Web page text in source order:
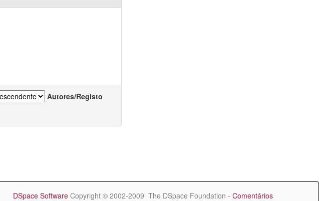
Autores/Registo
DSpace Software Copyright © 2002-2009 The DSpace Foundation - Comentários